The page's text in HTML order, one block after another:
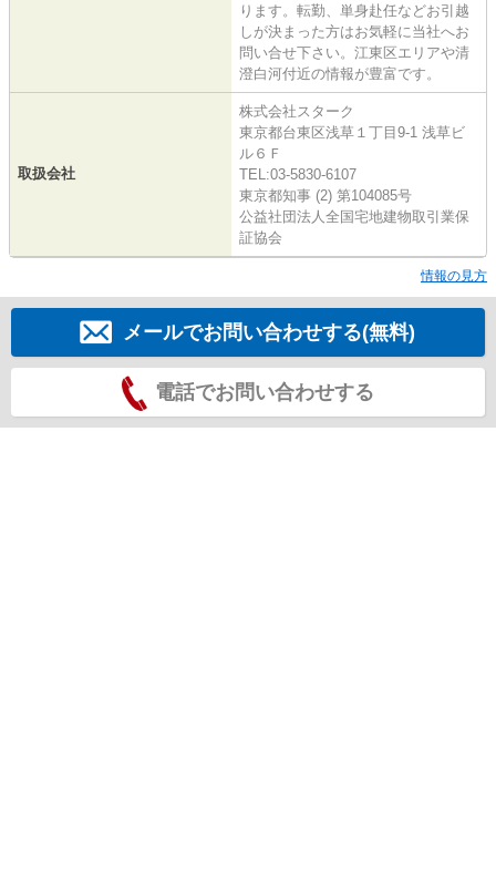
ります。転勤、単身赴任などお引越
しが決まった方はお気軽に当社へお
問い合せ下さい。江東区エリアや清
澄白河付近の情報が豊富です。
取扱会社
株式会社スターク
東京都台東区浅草１丁目9-1 浅草ビ
ル６Ｆ
TEL:03-5830-6107
東京都知事 (2) 第104085号
公益社団法人全国宅地建物取引業保
証協会
情報の見方
メールでお問い合わせする(無料)
電話でお問い合わせする